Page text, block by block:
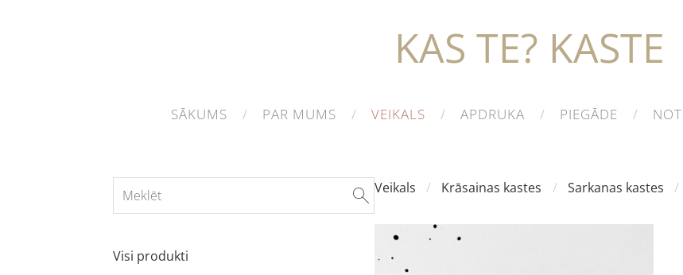
KAS TE? KASTE
SĀKUMS PAR MUMS VEIKALS APDRUKA PIEGĀDE
Visi produkti
Veikals Krāsainas kastes Sarkanas kastes